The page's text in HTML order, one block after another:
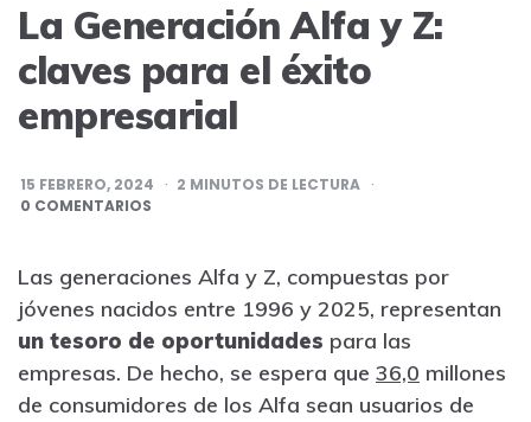
La Generación Alfa y Z:
claves para el éxito
empresarial
15 FEBRERO, 2024 2 MINUTOS DE LECTURA
0 COMENTARIOS
Las generaciones Alfa y Z, compuestas por
jóvenes nacidos entre 1996 y 2025, representan
un tesoro de oportunidades para las
empresas. De hecho, se espera que 36,0 millones
de consumidores de los Alfa sean usuarios de